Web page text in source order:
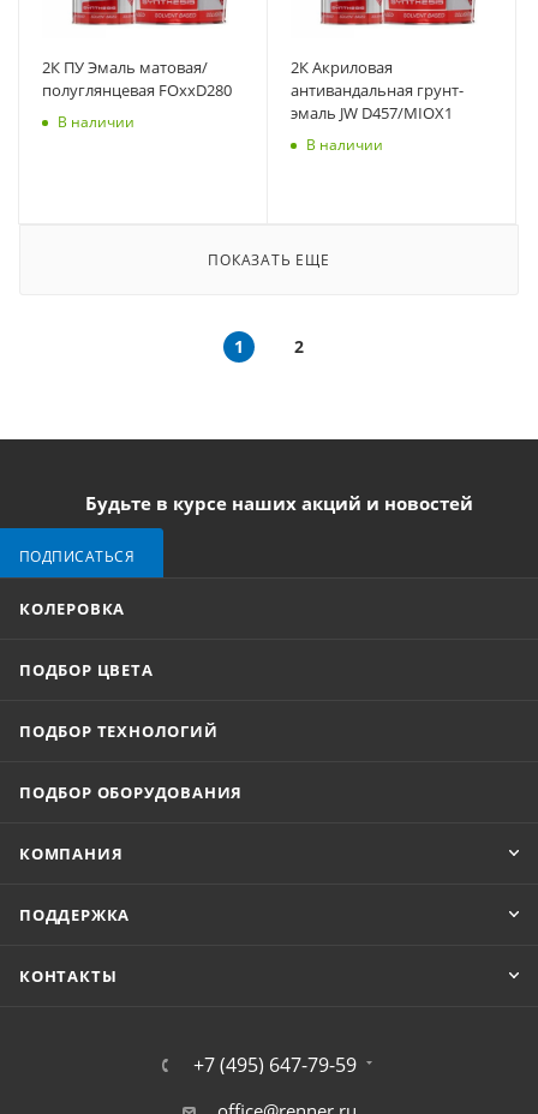
2К ПУ Эмаль матовая/
полуглянцевая FOxxD280
В наличии
2К Акриловая
антивандальная грунт-
эмаль JW D457/MIOX1
В наличии
ПОКАЗАТЬ ЕЩЕ
1 2
Будьте в курсе наших акций и новостей
ПОДПИСАТЬСЯ
КОЛЕРОВКА
ПОДБОР ЦВЕТА
ПОДБОР ТЕХНОЛОГИЙ
ПОДБОР ОБОРУДОВАНИЯ
КОМПАНИЯ
ПОДДЕРЖКА
КОНТАКТЫ
+7 (495) 647-79-59